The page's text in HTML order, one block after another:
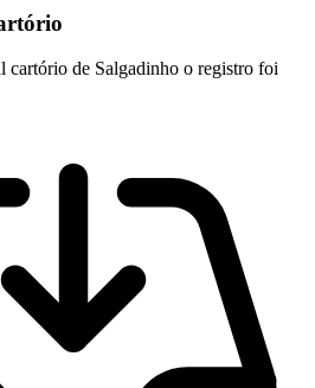
cartório de Salgadinho o registro foi